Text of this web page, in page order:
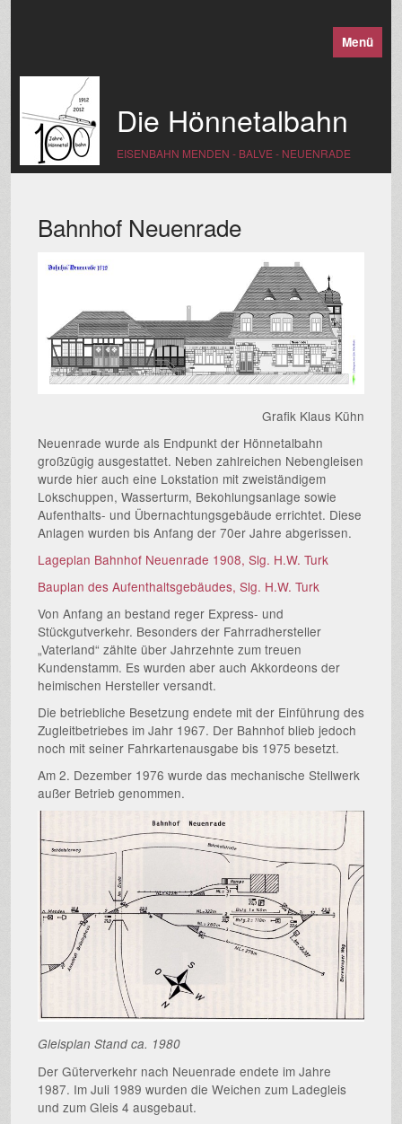
Menü
Die Hönnetalbahn
EISENBAHN MENDEN - BALVE - NEUENRADE
Bahnhof Neuenrade
Grafik Klaus Kühn
Neuenrade wurde als Endpunkt der Hönnetalbahn
großzügig ausgestattet. Neben zahlreichen Nebengleisen
wurde hier auch eine Lokstation mit zweiständigem
Lokschuppen, Wasserturm, Bekohlungsanlage sowie
Aufenthalts- und Übernachtungsgebäude errichtet. Diese
Anlagen wurden bis Anfang der 70er Jahre abgerissen.
Lageplan Bahnhof Neuenrade 1908, Slg. H.W. Turk
Bauplan des Aufenthaltsgebäudes, Slg. H.W. Turk
Von Anfang an bestand reger Express- und
Stückgutverkehr. Besonders der Fahrradhersteller
„Vaterland“ zählte über Jahrzehnte zum treuen
Kundenstamm. Es wurden aber auch Akkordeons der
heimischen Hersteller versandt.
Die betriebliche Besetzung endete mit der Einführung des
Zugleitbetriebes im Jahr 1967. Der Bahnhof blieb jedoch
noch mit seiner Fahrkartenausgabe bis 1975 besetzt.
Am 2. Dezember 1976 wurde das mechanische Stellwerk
außer Betrieb genommen.
Gleisplan Stand ca. 1980
Der Güterverkehr nach Neuenrade endete im Jahre
1987. Im Juli 1989 wurden die Weichen zum Ladegleis
und zum Gleis 4 ausgebaut.